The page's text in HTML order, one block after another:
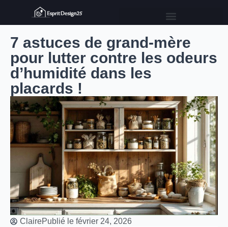
7 astuces de grand-mère
pour lutter contre les odeurs
d’humidité dans les
placards !
ClairePublié le février 24, 2026